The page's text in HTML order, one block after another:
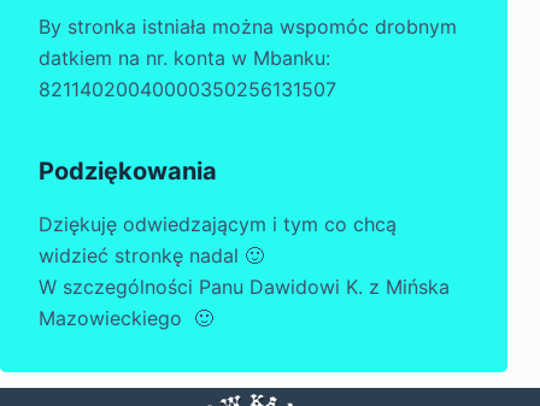
By stronka istniała można wspomóc drobnym
datkiem na nr. konta w Mbanku:
82114020040000350256131507
Podziękowania
Dziękuję odwiedzającym i tym co chcą
widzieć stronkę nadal 🙂
W szczególności Panu Dawidowi K. z Mińska
Mazowieckiego 🙂